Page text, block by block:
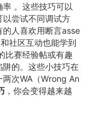
。这些技巧可以
尝试不同调试方
人喜欢用断言asse
社区互动也能学到
赛经验帖或有趣
的。这些小技巧在
次WA（Wrong An
，你会变得越来越